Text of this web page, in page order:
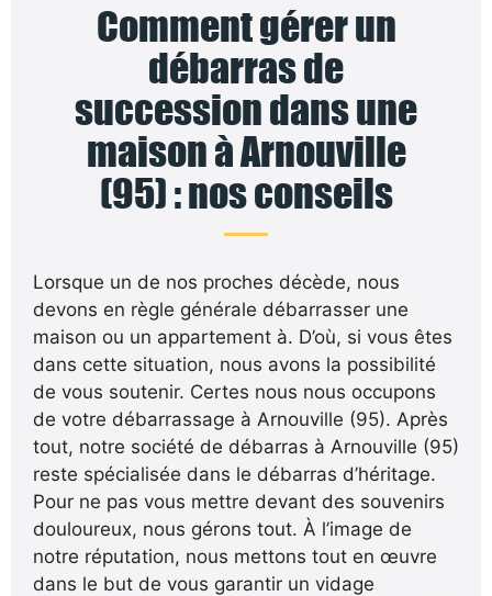
Comment gérer un
débarras de
succession dans une
maison à Arnouville
(95) : nos conseils
Lorsque un de nos proches décède, nous
devons en règle générale débarrasser une
maison ou un appartement à. D’où, si vous êtes
dans cette situation, nous avons la possibilité
de vous soutenir. Certes nous nous occupons
de votre débarrassage à Arnouville (95). Après
tout, notre société de débarras à Arnouville (95)
reste spécialisée dans le débarras d’héritage.
Pour ne pas vous mettre devant des souvenirs
douloureux, nous gérons tout. À l’image de
notre réputation, nous mettons tout en œuvre
dans le but de vous garantir un vidage